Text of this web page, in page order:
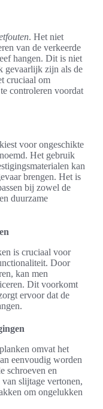
. Het niet
van de verkeerde
hangen. Dit is niet
gevaarlijk zijn als de
cruciaal om
controleren voordat
voor ongeschikte
Het gebruik
kan
brengen. Het is
bij zowel de
duurzame
is cruciaal voor
Door
kan men
Dit voorkomt
ervoor dat de
omvat het
eenvoudig worden
schroeven en
slijtage vertonen,
om ongelukken